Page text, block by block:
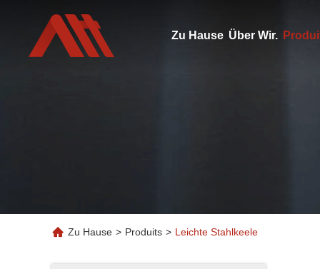
Zu Hause Über Wir.
Zu Hause > Produits > Leichte Stahlkeele